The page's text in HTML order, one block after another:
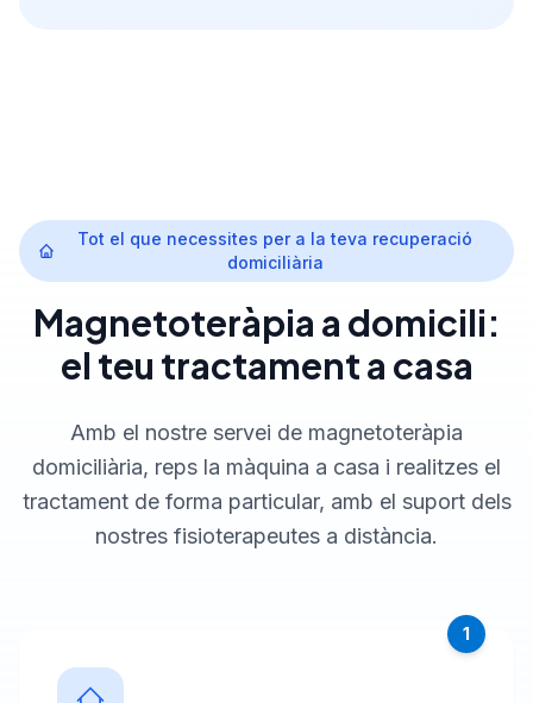
Tot el que necessites per a la teva recuperació
domiciliària
Magnetoteràpia a domicili:
el teu tractament a casa
Amb el nostre servei de magnetoteràpia
domiciliària, reps la màquina a casa i realitzes el
tractament de forma particular, amb el suport dels
nostres fisioterapeutes a distància.
1